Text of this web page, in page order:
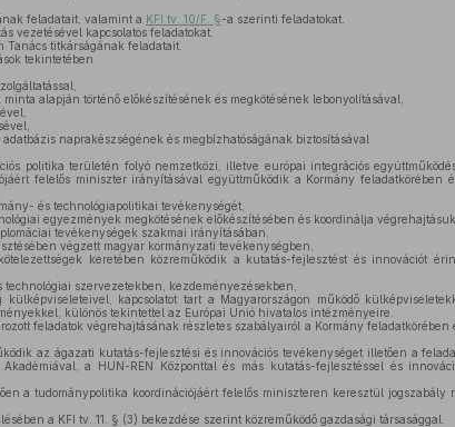
feladatait, valamint a KFI tv. 10/F. §-a szerinti feladatokat.
vezetésével kapcsolatos feladatokat,
titkárságának feladatait.
tekintetében
alapján történő előkészítésének és megkötésének lebonyolításával,
naprakészségének és megbízhatóságának biztosításával
politika területén folyó nemzetközi, illetve európai integrációs
felelős miniszter irányításával együttműködik a Kormány feladatkörében
és technológiapolitikai tevékenységét,
egyezmények megkötésének előkészítésében és koordinálja
tevékenységek szakmai irányításában,
végzett magyar kormányzati tevékenységben,
keretében közreműködik a kutatás-fejlesztést és innovációt
szervezetekben, kezdeményezésekben,
külképviseleteivel, kapcsolatot tart a Magyarországon működő
különös tekintettel az Európai Unió hivatalos intézményeire.
feladatok végrehajtásának részletes szabályairól a Kormány feladatkörében
az ágazati kutatás-fejlesztési és innovációs tevékenységet illetően a
a HUN-REN Központtal és más kutatás-fejlesztéssel és
a tudománypolitika koordinációjáért felelős miniszteren keresztül jogszabály
a KFI tv. 11. § (3) bekezdése szerint közreműködő gazdasági társasággal.